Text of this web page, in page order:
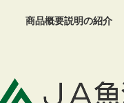
商品概要説明の紹介